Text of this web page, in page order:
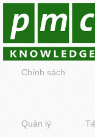
Chính sách
Quản lý